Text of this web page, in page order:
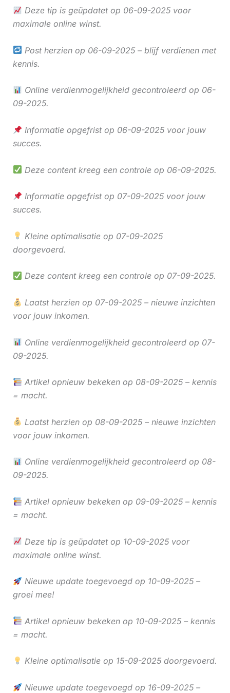
Deze tip is geüpdatet op 06-09-2025 voor
maximale online winst.
Post herzien op 06-09-2025 – blijf verdienen met
kennis.
Online verdienmogelijkheid gecontroleerd op 06-
09-2025.
Informatie opgefrist op 06-09-2025 voor jouw
succes.
Deze content kreeg een controle op 06-09-2025.
Informatie opgefrist op 07-09-2025 voor jouw
succes.
Kleine optimalisatie op 07-09-2025
doorgevoerd.
Deze content kreeg een controle op 07-09-2025.
Laatst herzien op 07-09-2025 – nieuwe inzichten
voor jouw inkomen.
Online verdienmogelijkheid gecontroleerd op 07-
09-2025.
Artikel opnieuw bekeken op 08-09-2025 – kennis
= macht.
Laatst herzien op 08-09-2025 – nieuwe inzichten
voor jouw inkomen.
Online verdienmogelijkheid gecontroleerd op 08-
09-2025.
Artikel opnieuw bekeken op 09-09-2025 – kennis
= macht.
Deze tip is geüpdatet op 10-09-2025 voor
maximale online winst.
Nieuwe update toegevoegd op 10-09-2025 –
groei mee!
Artikel opnieuw bekeken op 10-09-2025 – kennis
= macht.
Kleine optimalisatie op 15-09-2025 doorgevoerd.
Nieuwe update toegevoegd op 16-09-2025 –